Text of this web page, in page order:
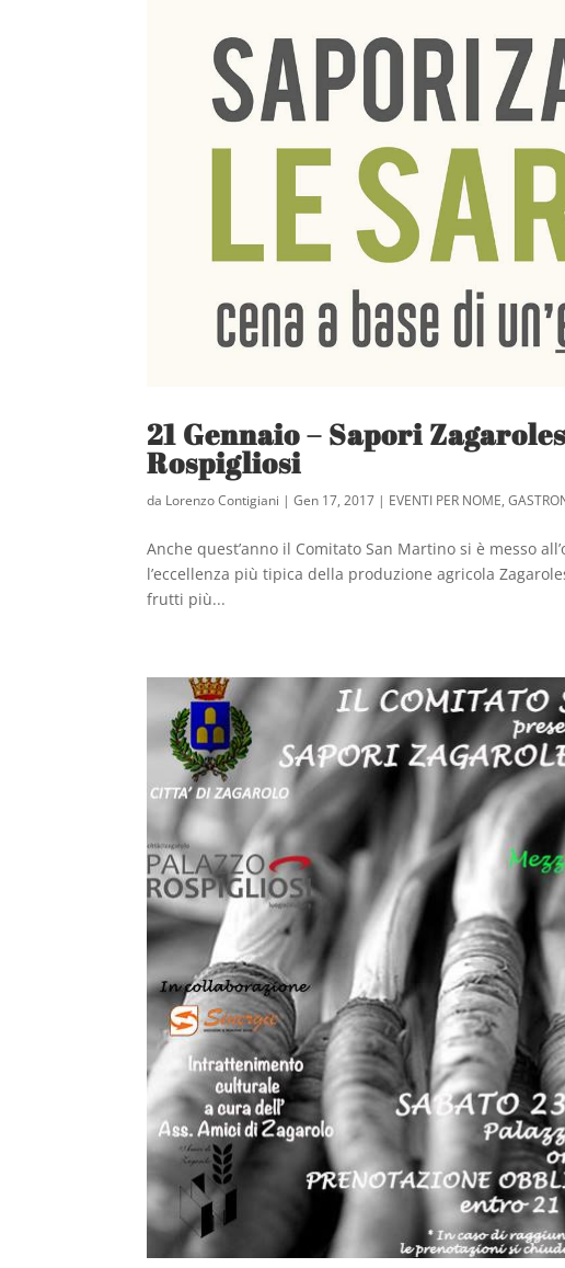
21 Gennaio – Sapori
Rospigliosi
da Lorenzo Contigiani |Gen 17, 2017 | EVENTI PER NOME,
Anche quest’anno il Comitato San Martino si è messo
l’eccellenza più tipica della produzione agricola
frutti più...